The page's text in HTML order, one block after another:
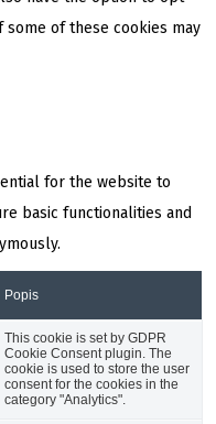
of these cookies may
for the website to
basic functionalities and
Popis
This cookie is set by GDPR
Cookie Consent plugin. The
cookie is used to store the user
consent for the cookies in the
category "Analytics".